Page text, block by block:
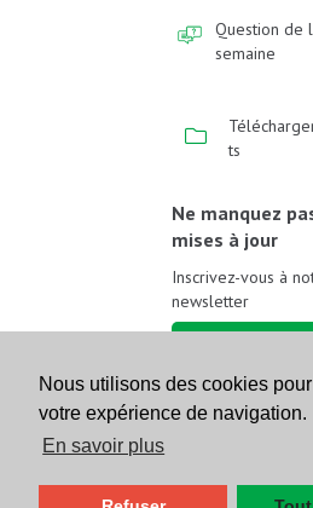
Nous utilisons des cookies
votre expérience de navigation.
En savoir plus
Question de
semaine
ts
Ne manquez
mises à jour
Inscrivez-vous à
newsletter
Suivez-nous sur les